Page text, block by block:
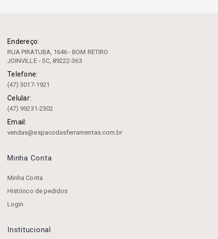
Endereço:
RUA PIRATUBA, 1646 - BOM RETIRO
JOINVILLE - SC, 89222-363
Telefone:
(47) 3017-1921
Celular:
(47) 99231-2302
Email:
vendas@espacodasferramentas.com.br
Minha Conta
Minha Conta
Histórico de pedidos
Login
Institucional